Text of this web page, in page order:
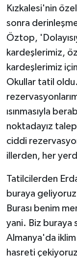
Kızkalesi'nin
sonra
Öztop,
kardeşlerimiz,
kardeşlerimiz
Okullar tatil
ısınmasıyla
noktadayız
ciddi
illerden, her
Tatilcilerden
buraya
Burası benim
yani. Biz buraya
Almanya'da
hasreti